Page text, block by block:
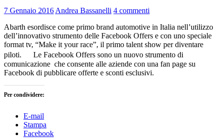
7 Gennaio 2016 Andrea Bassanelli 4 commenti
Abarth esordisce come primo brand automotive in Italia nell’utilizzo
dell’innovativo strumento delle Facebook Offers e con uno speciale
format tv, “Make it your race”, il primo talent show per diventare
piloti. Le Facebook Offers sono un nuovo strumento di
comunicazione che consente alle aziende con una fan page su
Facebook di pubblicare offerte e sconti esclusivi.
Per condividere:
E-mail
Stampa
Facebook